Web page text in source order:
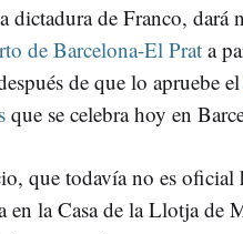
dictadura de Franco, dará
de Barcelona-El Prat a
de que lo apruebe el
que se celebra hoy en
que todavía no es oficial
en la Casa de la Llotja de